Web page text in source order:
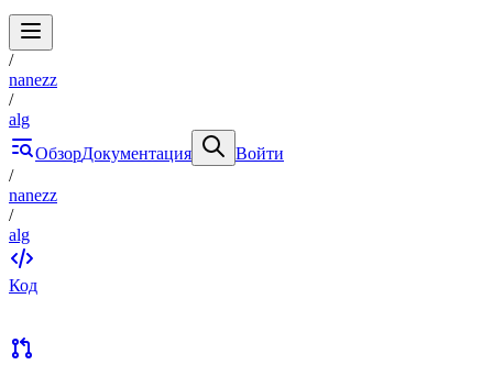
/
nanezz
/
alg
ОбзорДокументация
Войти
/
nanezz
/
alg
Код